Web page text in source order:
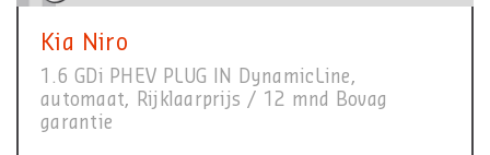
Kia Niro
1.6 GDi PHEV PLUG IN DynamicLine,
automaat, Rijklaarprijs / 12 mnd Bovag
garantie